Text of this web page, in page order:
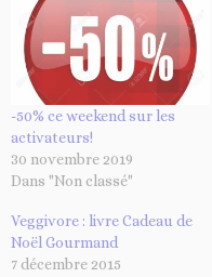
-50% ce weekend sur les
activateurs!
30 novembre 2019
Dans "Non classé"
Veggivore : livre Cadeau de
Noël Gourmand
7 décembre 2015